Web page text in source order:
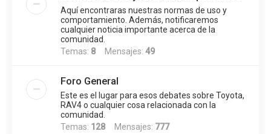
Aquí encontraras nuestras normas de uso y
comportamiento. Además, notificaremos
cualquier noticia importante acerca de la
comunidad.
Temas: 8 Mensajes: 49
Foro General
Este es el lugar para esos debates sobre Toyota,
RAV4 o cualquier cosa relacionada con la
comunidad.
Temas: 128 Mensajes: 777